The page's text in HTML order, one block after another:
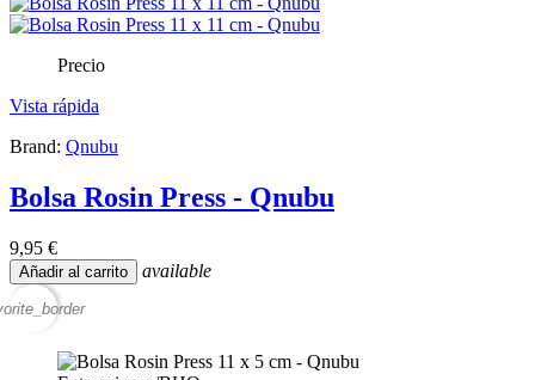
Precio
Vista rápida
Brand: Qnubu
Bolsa Rosin Press - Qnubu
9,95 €
Añadir al carrito available